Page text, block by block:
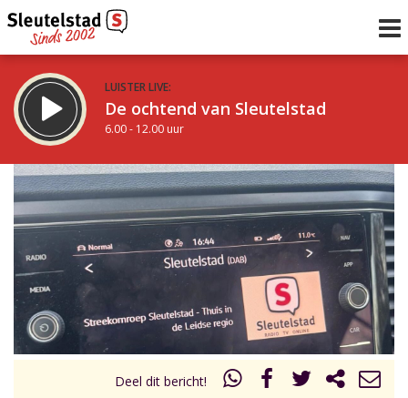
LUISTER LIVE:
De ochtend van Sleutelstad
6.00 - 12.00 uur
STRAKS:
De middag van Sleutelstad
12.00 - 17.00 uur
Vorig uur
uur 1 van 0 Volgend uur
Deel dit bericht!